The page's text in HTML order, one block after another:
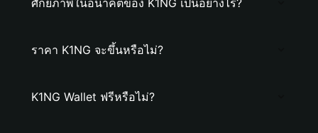
ศักยภาพในอนาคตของ K1NG เป็นอย่างไร?
ราคา K1NG จะขึ้นหรือไม่?
K1NG Wallet ฟรีหรือไม่?